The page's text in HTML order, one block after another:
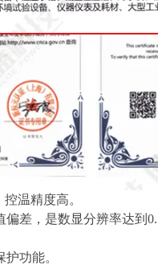
温精度高。
偏差，是数显分辨率达到
护功能。